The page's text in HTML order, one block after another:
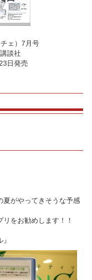
ェ）7月号
談社
日発売
夏がやってきそうな予感
をお勧めします！！